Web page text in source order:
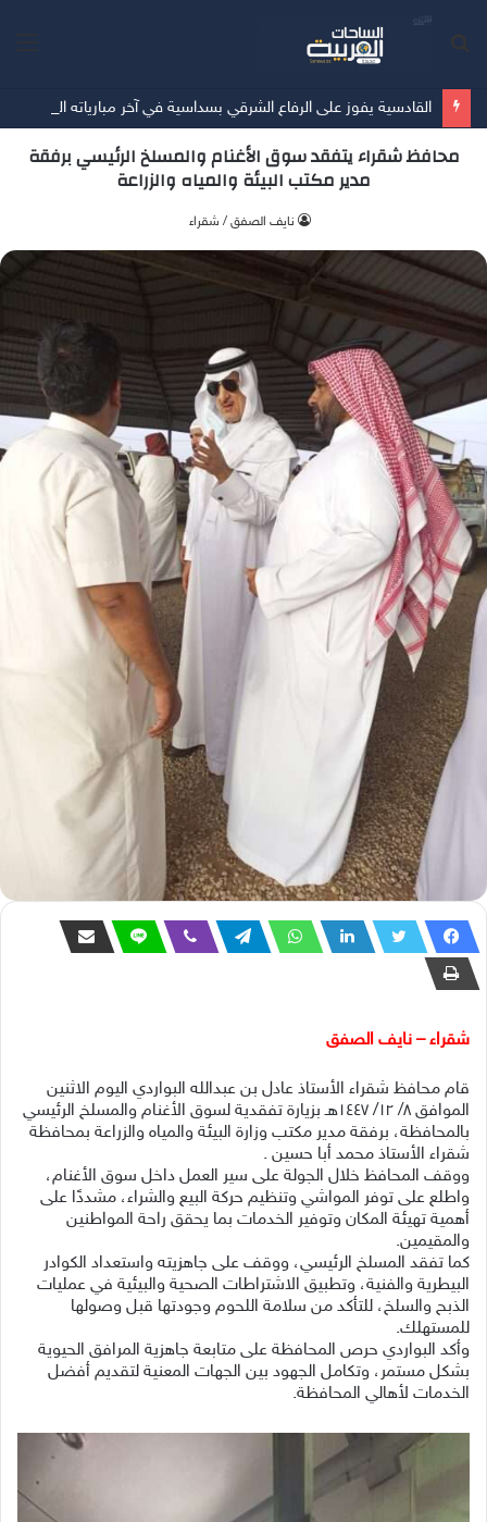
محافظ شقراء يتفقد سوق الأغنام والمسلخ الرئيسي برفقة
مدير مكتب البيئة والمياه والزراعة
‫نايف الصفق / شقراء
شقراء – نايف الصفق
قام محافظ شقراء الأستاذ عادل بن عبدالله البواردي اليوم الاثنين
الموافق ٨/ ١٢/ ١٤٤٧هـ بزيارة تفقدية لسوق الأغنام والمسلخ الرئيسي
بالمحافظة، برفقة مدير مكتب وزارة البيئة والمياه والزراعة بمحافظة
شقراء الأستاذ محمد أبا حسين .
ووقف المحافظ خلال الجولة على سير العمل داخل سوق الأغنام،
واطلع على توفر المواشي وتنظيم حركة البيع والشراء، مشددًا على
أهمية تهيئة المكان وتوفير الخدمات بما يحقق راحة المواطنين
والمقيمين.
كما تفقد المسلخ الرئيسي، ووقف على جاهزيته واستعداد الكوادر
البيطرية والفنية، وتطبيق الاشتراطات الصحية والبيئية في عمليات
الذبح والسلخ، للتأكد من سلامة اللحوم وجودتها قبل وصولها
للمستهلك.
وأكد البواردي حرص المحافظة على متابعة جاهزية المرافق الحيوية
بشكل مستمر، وتكامل الجهود بين الجهات المعنية لتقديم أفضل
الخدمات لأهالي المحافظة.